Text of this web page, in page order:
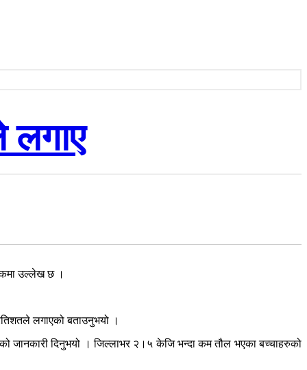
लगाए
उल्लेख छ ।
लगाएको बताउनुभयो ।
जानकारी दिनुभयो । जिल्लाभर २।५ केजि भन्दा कम तौल भएका बच्चाहरुको